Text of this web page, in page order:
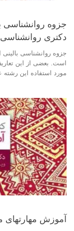
جزوه روانشناسی
دکتری روانشناسی
جزوه روانشناسی
است. بعضی از این
مورد استفاده این رشته
آموزش مهارتهای